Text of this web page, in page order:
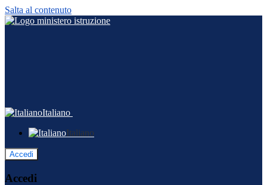
Salta al contenuto
Italiano
Italiano
Accedi
Accedi